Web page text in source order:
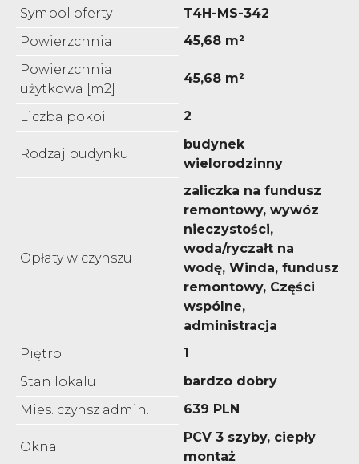
Symbol oferty
T4H-MS-342
Powierzchnia
45,68 m²
Powierzchnia
użytkowa [m2]
45,68 m²
Liczba pokoi 2
Rodzaj budynku
budynek
wielorodzinny
Opłaty w czynszu
zaliczka na fundusz
remontowy, wywóz
nieczystości,
woda/ryczałt na
wodę, Winda, fundusz
remontowy, Części
wspólne,
administracja
Piętro
1
Stan lokalu
bardzo dobry
Mies. czynsz admin.
639 PLN
Okna
PCV 3 szyby, ciepły
montaż